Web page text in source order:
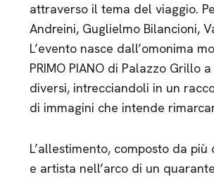
attraverso il tema del viaggio.
Andreini, Guglielmo Bilancioni,
L’evento nasce dall’omonima
PRIMO PIANO di Palazzo Grillo
diversi, intrecciandoli in un
di immagini che intende
L’allestimento, composto da
e artista nell’arco di un